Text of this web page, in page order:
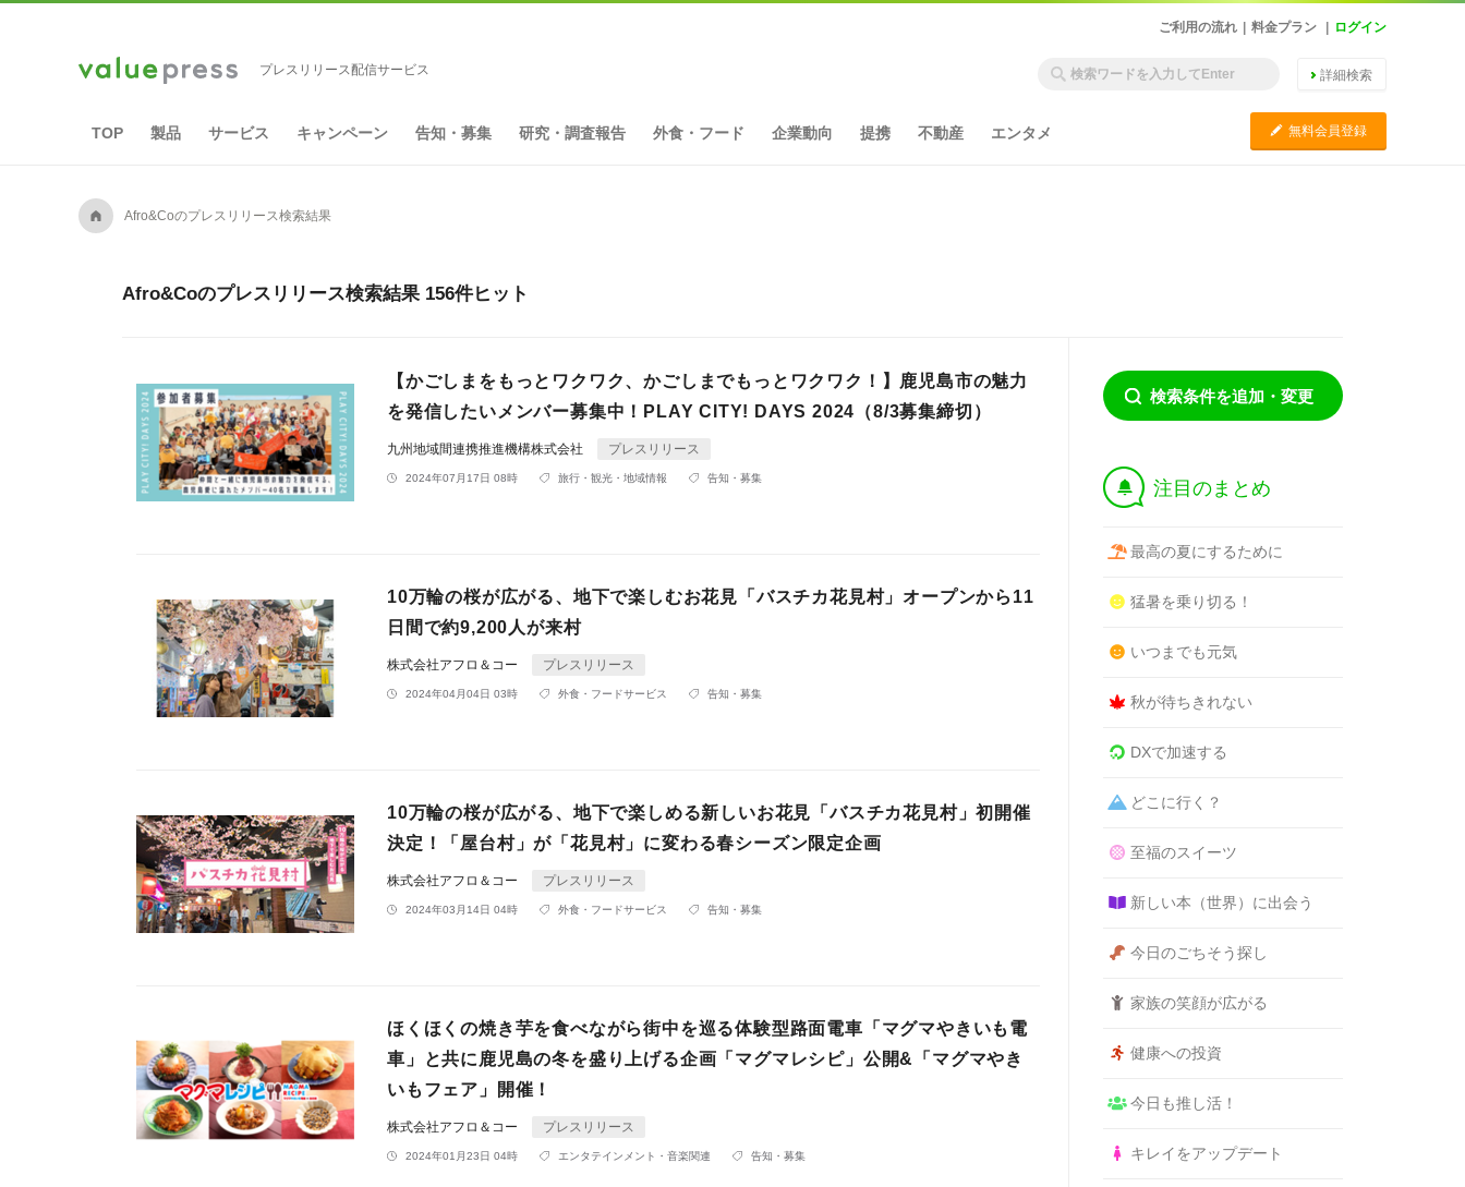
ご利用の流れ 料金プラン ログイン
プレスリリース配信サービス 詳細検索
TOP 製品 サービス キャンペーン 告知・募集 研究・調査報告 外食・フード 企業動向 提携 不動産 エンタメ C 無料会員登録
A Afro&Coのプレスリリース検索結果
Afro&Coのプレスリリース検索結果 156件ヒット
【かごしまをもっとワクワク、かごしまでもっとワクワク！】鹿児島市の魅力
を発信したいメンバー募集中！PLAY CITY! DAYS 2024（8/3募集締切）
九州地域間連携推進機構株式会社 プレスリリース
2024年07月17日 08時 旅行・観光・地域情報 告知・募集
10万輪の桜が広がる、地下で楽しむお花見「バスチカ花見村」オープンから11
日間で約9,200人が来村
株式会社アフロ＆コー プレスリリース
2024年04月04日 03時 外食・フードサービス 告知・募集
10万輪の桜が広がる、地下で楽しめる新しいお花見「バスチカ花見村」初開催
決定！「屋台村」が「花見村」に変わる春シーズン限定企画
株式会社アフロ＆コー プレスリリース
2024年03月14日 04時 外食・フードサービス 告知・募集
ほくほくの焼き芋を⾷べながら街中を巡る体験型路⾯電⾞「マグマやきいも電
車」と共に鹿児島の冬を盛り上げる企画「マグマレシピ」公開&「マグマやき
いもフェア」開催！
株式会社アフロ＆コー プレスリリース
2024年01月23日 04時 エンタテインメント・音楽関連 告知・募集
検索条件を追加・変更
† 注目のまとめ
最高の夏にするために
猛暑を乗り切る！
いつまでも元気
秋が待ちきれない
DXで加速する
どこに行く？
至福のスイーツ
新しい本（世界）に出会う
今日のごちそう探し
家族の笑顔が広がる
健康への投資
今日も推し活！
キレイをアップデート